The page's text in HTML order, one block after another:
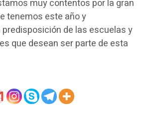
muy contentos por la gran
tenemos este año y
de las escuelas y
que desean ser parte de esta